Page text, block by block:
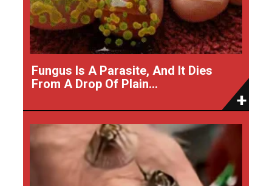
Fungus Is A Parasite, And It Dies
From A Drop Of Plain...